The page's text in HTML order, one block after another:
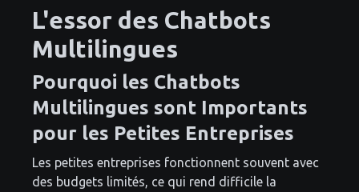
L'essor des Chatbots
Multilingues
Pourquoi les Chatbots
Multilingues sont Importants
pour les Petites Entreprises
Les petites entreprises fonctionnent souvent avec
des budgets limités, ce qui rend difficile la